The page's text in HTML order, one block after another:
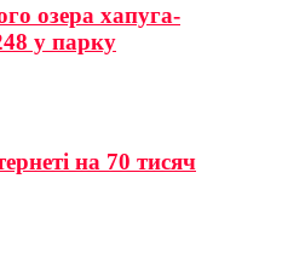
озера хапуга-
у парку
на 70 тисяч